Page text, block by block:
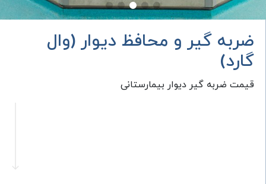
ضربه گیر و محافظ دیوار (وال
گارد)
قیمت ضربه گیر دیوار بیمارستانی